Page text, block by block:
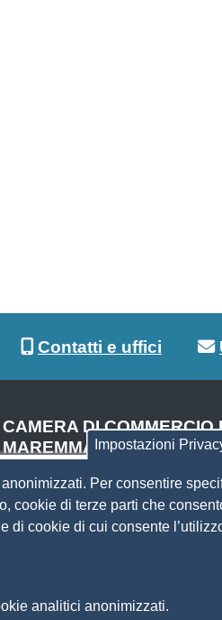
Contatti e uffici
CAMERA DI COMMERCIO
MAREMMA E DEL
SEDE DI LIVORNO
Piazza del Municipio, 48
(ingresso da Via del Porticciolo, 1)
Via F.lli Cairoli, 10
Impostazioni
Per consentire
cookie di terze parti che
di cookie di cui consente
analitici anonimizzati.